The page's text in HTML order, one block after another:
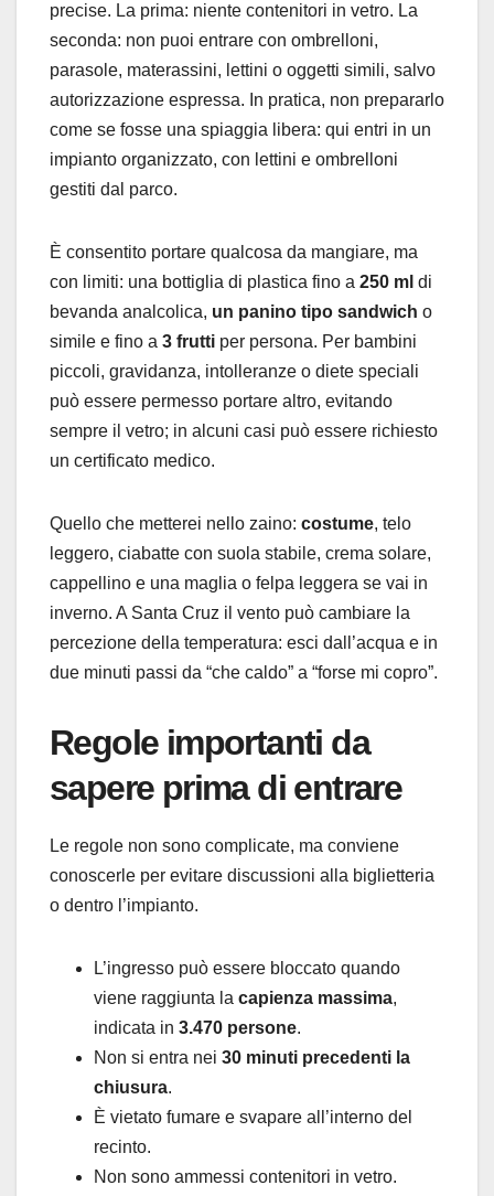
precise. La prima: niente contenitori in vetro. La
seconda: non puoi entrare con ombrelloni,
parasole, materassini, lettini o oggetti simili, salvo
autorizzazione espressa. In pratica, non prepararlo
come se fosse una spiaggia libera: qui entri in un
impianto organizzato, con lettini e ombrelloni
gestiti dal parco.
È consentito portare qualcosa da mangiare, ma
con limiti: una bottiglia di plastica fino a 250 ml di
bevanda analcolica, un panino tipo sandwich o
simile e fino a 3 frutti per persona. Per bambini
piccoli, gravidanza, intolleranze o diete speciali
può essere permesso portare altro, evitando
sempre il vetro; in alcuni casi può essere richiesto
un certificato medico.
Quello che metterei nello zaino: costume, telo
leggero, ciabatte con suola stabile, crema solare,
cappellino e una maglia o felpa leggera se vai in
inverno. A Santa Cruz il vento può cambiare la
percezione della temperatura: esci dall’acqua e in
due minuti passi da “che caldo” a “forse mi copro”.
Regole importanti da
sapere prima di entrare
Le regole non sono complicate, ma conviene
conoscerle per evitare discussioni alla biglietteria
o dentro l’impianto.
L’ingresso può essere bloccato quando
viene raggiunta la capienza massima,
indicata in 3.470 persone.
Non si entra nei 30 minuti precedenti la
chiusura.
È vietato fumare e svapare all’interno del
recinto.
Non sono ammessi contenitori in vetro.